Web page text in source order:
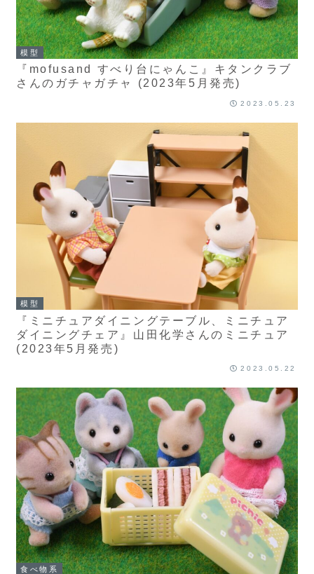
模型
『mofusand すべり台にゃんこ』キタンクラブ
さんのガチャガチャ (2023年5月発売)
2023.05.23
模型
『ミニチュアダイニングテーブル、ミニチュア
ダイニングチェア』山田化学さんのミニチュア
(2023年5月発売)
2023.05.22
食べ物系